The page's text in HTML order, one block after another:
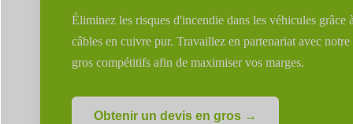
Éliminez les risques d'incendie dans les véhicules grâce
câbles en cuivre pur. Travaillez en partenariat avec
gros compétitifs afin de maximiser vos marges.
Obtenir un devis en gros →